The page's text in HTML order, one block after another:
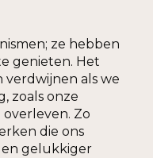
ze hebben
genieten. Het
verdwijnen als we
zoals onze
Zo
die ons
en gelukkiger